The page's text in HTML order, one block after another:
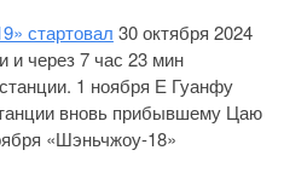
стартовал 30 октября 2024
и через 7 час 23 мин
1 ноября Е Гуанфу
вновь прибывшему Цаю
«Шэньчжоу-18»